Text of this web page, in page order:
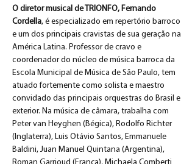
O diretor musical de TRIONFO, Fernando
Cordella, é especializado em repertório barroco
e um dos principais cravistas de sua geração na
América Latina. Professor de cravo e
coordenador do núcleo de música barroca da
Escola Municipal de Música de São Paulo, tem
atuado fortemente como solista e maestro
convidado das principais orquestras do Brasil e
exterior. Na música de câmara, trabalha com
Peter van Heyghen (Bégica), Rodolfo Richter
(Inglaterra), Luis Otávio Santos, Emmanuele
Baldini, Juan Manuel Quintana (Argentina),